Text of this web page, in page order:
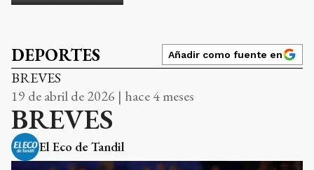
DEPORTES Añadir como fuente en
BREVES
19 de abril de 2026 | hace 4 meses
BREVES
El Eco de Tandil